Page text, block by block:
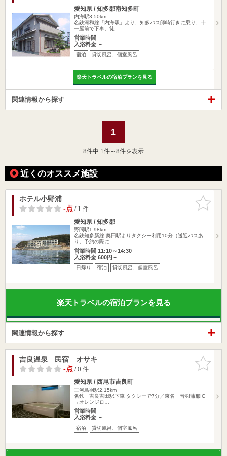
愛知県 / 知多郡南知多町
内海駅3.50km
名鉄河和線「内海駅」より、知多バス師崎行きに乗り、十
一屋前で下車。徒…
営業時間
入浴料金 ～
宿泊 貸切風呂、個室風呂
楽天トラベルの宿泊プランを見る
関連情報から探す
1
8件中 1件～8件を表示
近くのオススメ施設
お気に入
りに追加
ホテル小野浦
-点/ 1 件
愛知県 / 知多郡
野間駅1.98km
名鉄知多新線 奥田駅よりタクシー利用10分（送迎バスあ
り。予約の際に…
営業時間 11:10～14:30
入浴料金 600円～
日帰り 宿泊 貸切風呂、個室風呂
楽天トラベルの宿泊プランを見る
関連情報から探す
お気に入
りに追加
吉良温泉 民宿 オサキ
-点/ 0 件
愛知県 / 西尾市吉良町
三河鳥羽駅2.15km
名鉄 吉良吉田駅下車 タクシーで7分／東名 音羽蒲郡IC
→オレンジロ…
営業時間
入浴料金 ～
宿泊 貸切風呂、個室風呂